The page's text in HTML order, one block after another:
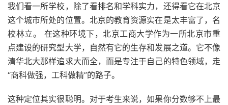
我们看一所学校，除了看排名和学科实力，还得看它在北京
这个城市所处的位置。北京的教育资源实在是太丰富了，名
校林立。 在这种环境下，北京工商大学作为一所北京市重
点建设的研究型大学，自然有它的生存和发展之道。它不像
清华北大那样追求大而全，而是专注于自己的特色领域，走
“商科做强，工科做精”的路子。
这种定位其实很聪明。对于考生来说，如果你分数够不上最